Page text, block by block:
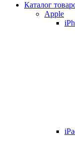
Каталог
Apple